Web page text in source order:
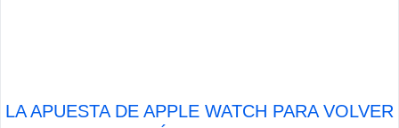
LA APUESTA DE APPLE WATCH PARA VOLVER